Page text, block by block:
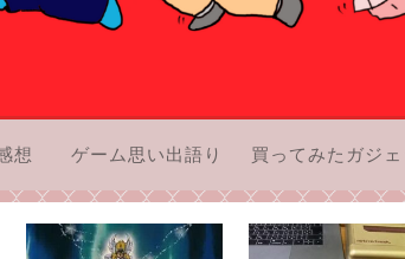
想 ゲーム思い出語り